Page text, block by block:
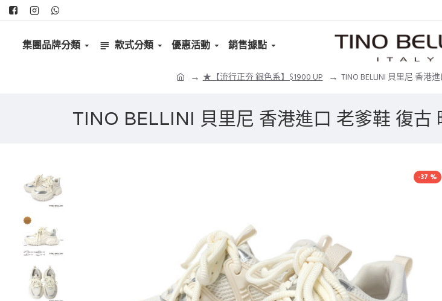
集團品牌分類 款式分類 優惠活動 銷售據點
★【流行正夯 銀色系】$1900 UP TINO BELLINI 貝里尼 香港
TINO BELLINI 貝里尼 香港進口 老爹鞋 復
-37 %